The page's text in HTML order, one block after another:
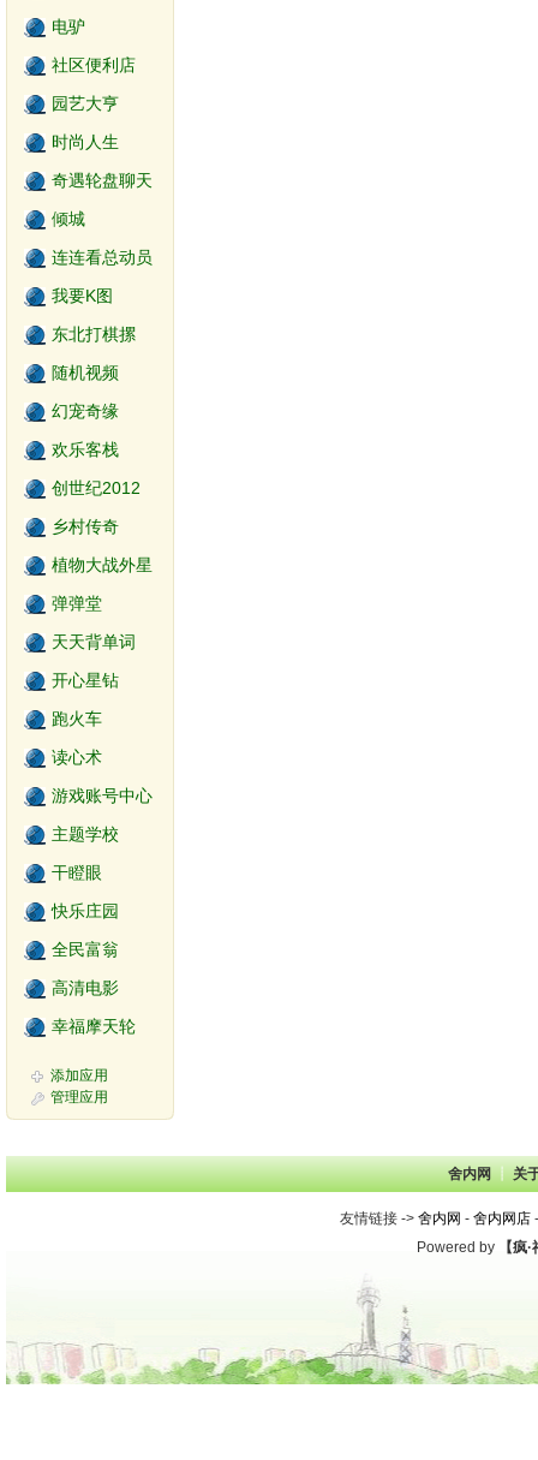
电驴
社区便利店
园艺大亨
时尚人生
奇遇轮盘聊天
倾城
连连看总动员
我要K图
东北打棋摞
随机视频
幻宠奇缘
欢乐客栈
创世纪2012
乡村传奇
植物大战外星
弹弹堂
天天背单词
开心星钻
跑火车
读心术
游戏账号中心
主题学校
干瞪眼
快乐庄园
全民富翁
高清电影
幸福摩天轮
添加应用
管理应用
舍内网┊ 关
友情链接 -> 舍内网 - 舍内网店
Powered by
【疯